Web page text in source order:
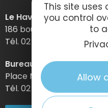
Le Havre Etretat
186 boulevard
Tél. 02 32 74 04 04 –
Bureau d’information
Place Maurice Guillard –
Tél. 02 35 27 05 21
This site uses
you control
to
Allow